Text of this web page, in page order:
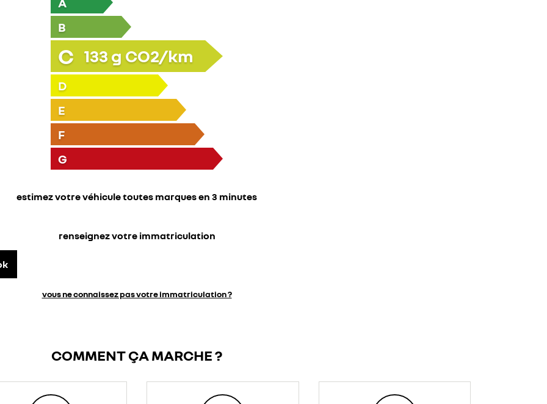
B
C 133 g CO2/km
D
E
F
G
estimez votre véhicule toutes marques en 3 minutes
renseignez votre immatriculation
vous ne connaissez pas votre immatriculation ?
COMMENT ÇA MARCHE ?